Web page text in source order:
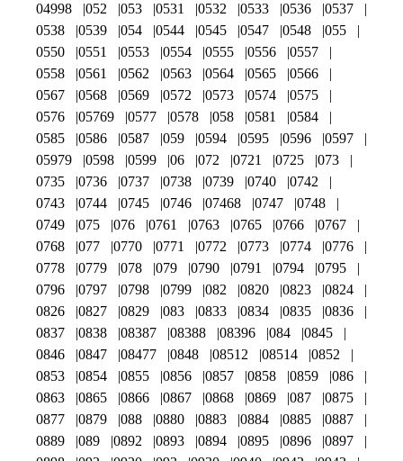
04998
052 053 0531 0532 0533 0536
0537
0538
0539 054 0544 0545 0547 0548
055
0550
0551 0553 0554 0555 0556
0557
0558
0561 0562 0563 0564 0565
0566
0567
0568 0569 0572 0573 0574
0575
0576
05769 0577 0578 058 0581
0584
0585
0586 0587 059 0594 0595 0596
0597
05979
0598 0599 06 072 0721 0725
073
0735
0736 0737 0738 0739 0740
0742
0743
0744 0745 0746 07468 0747
0748
0749
075 076 0761 0763 0765 0766
0767
0768
077 0770 0771 0772 0773 0774
0776
0778
0779 078 079 0790 0791 0794
0795
0796
0797 0798 0799 082 0820 0823
0824
0826
0827 0829 083 0833 0834 0835
0836
0837
0838 08387 08388 08396 084
0845
0846
0847 08477 0848 08512 08514
0852
0853
0854 0855 0856 0857 0858 0859
086
0863
0865 0866 0867 0868 0869 087
0875
0877
0879 088 0880 0883 0884 0885
0887
0889
089 0892 0893 0894 0895 0896
0897